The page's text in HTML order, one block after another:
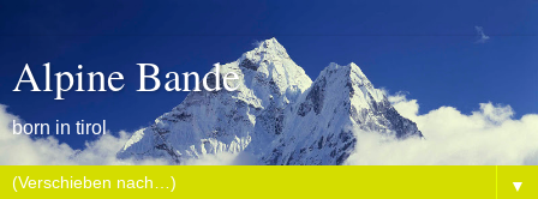
Alpine Bande
born in tirol
▼